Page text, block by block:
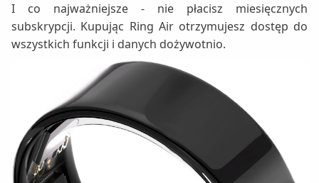
I co najważniejsze - nie płacisz miesięcznych
subskrypcji. Kupując Ring Air otrzymujesz dostęp do
wszystkich funkcji i danych dożywotnio.